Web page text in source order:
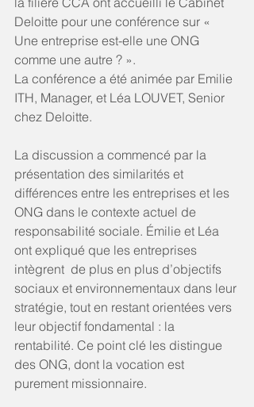
Deloitte pour une conférence sur «
Une entreprise est-elle une ONG
comme une autre ? ».
La conférence a été animée par Emilie
ITH, Manager, et Léa LOUVET, Senior
chez Deloitte.
La discussion a commencé par la
présentation des similarités et
différences entre les entreprises et les
ONG dans le contexte actuel de
responsabilité sociale. Émilie et Léa
ont expliqué que les entreprises
intègrent  de plus en plus d’objectifs
sociaux et environnementaux dans leur
stratégie, tout en restant orientées vers
leur objectif fondamental : la
rentabilité. Ce point clé les distingue
des ONG, dont la vocation est
purement missionnaire.